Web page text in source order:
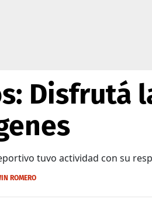
Disfrutá
tuvo actividad con su
ROMERO